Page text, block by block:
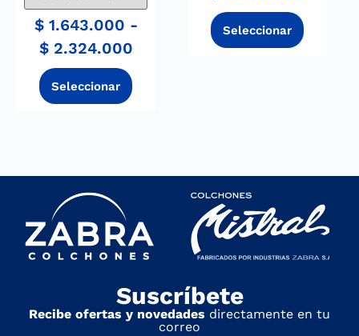
$1.643.000 -
$2.324.000
Suscríbete
Recibe ofertas y novedades directamente en tu
correo